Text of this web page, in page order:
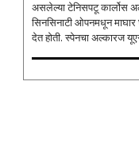
असलेल्या टेनिसपटू कार्लोस अल्कारजने उजव्या
सिनसिनाटी ओपनमधून माघार
देत होती. स्पेनचा अल्कारज